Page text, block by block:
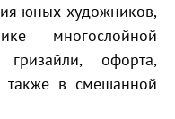
юных художников,
многослойной
гризайли, офорта,
также в смешанной